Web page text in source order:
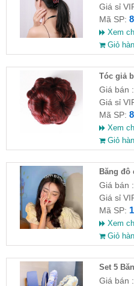
Giá sỉ
Mã SP:
Xem
Giỏ
Tóc giả
Giá bán :
Giá sỉ
Mã SP:
Xem
Giỏ
Băng đô
Giá bán :
Giá sỉ
Mã SP:
Xem
Giỏ
Set 5
Giá bán :